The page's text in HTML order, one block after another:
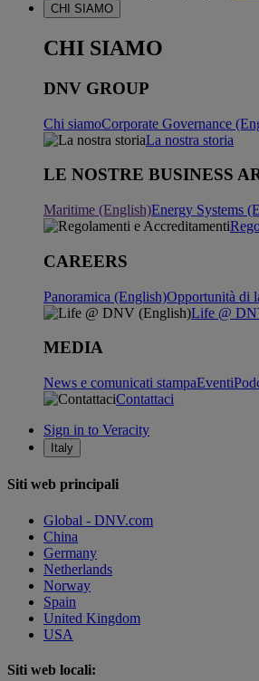
CHI SIAMO
CHI SIAMO
DNV GROUP
Chi siamoCorporate Governance
La nostra storia
LE NOSTRE BUSINESS
Maritime (English)Energy Systems
CAREERS
Panoramica (English)Opportunità di
Life @
MEDIA
News e comunicati stampaEventi
Contattaci
Sign in to Veracity
Italy
Siti web principali
Global - DNV.com
China
Germany
Netherlands
Norway
Spain
United Kingdom
USA
Siti web locali: